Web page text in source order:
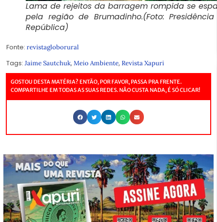
Lama de rejeitos da barragem rompida se
pela região de Brumadinho.(Foto:
República)
Fonte: revistagloborural
Tags: Jaime Sautchuk, Meio Ambiente, Revista Xapuri
GOSTOU DESTA MATÉRIA? ENTÃO, POR FAVOR, PASSA PRA FRENTE.
COMPARTILHE EM TODAS AS SUAS REDES. NÃO CUSTA NADA, É SÓ CLICAR!